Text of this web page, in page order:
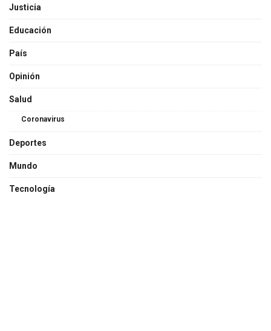
Justicia
Educación
País
Opinión
Salud
Coronavirus
Deportes
Mundo
Tecnología